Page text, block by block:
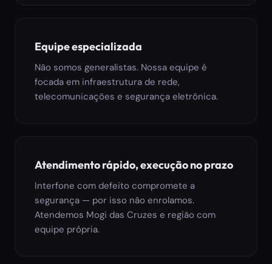
Equipe especializada
Não somos generalistas. Nossa equipe é
focada em infraestrutura de rede,
telecomunicações e segurança eletrônica.
Atendimento rápido, execução no prazo
Interfone com defeito compromete a
segurança — por isso não enrolamos.
Atendemos Mogi das Cruzes e região com
equipe própria.